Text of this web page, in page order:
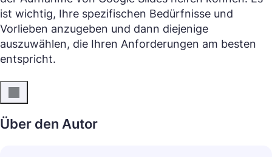
ist wichtig, Ihre spezifischen Bedürfnisse und
Vorlieben anzugeben und dann diejenige
auszuwählen, die Ihren Anforderungen am besten
entspricht.
Über den Autor